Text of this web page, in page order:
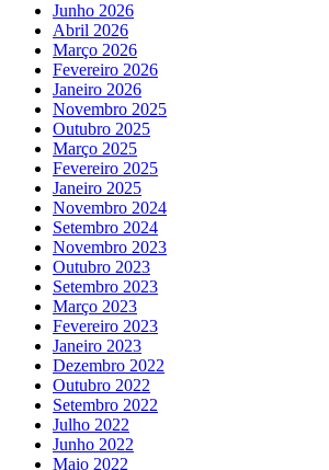
Junho 2026
Abril 2026
Março 2026
Fevereiro 2026
Janeiro 2026
Novembro 2025
Outubro 2025
Março 2025
Fevereiro 2025
Janeiro 2025
Novembro 2024
Setembro 2024
Novembro 2023
Outubro 2023
Setembro 2023
Março 2023
Fevereiro 2023
Janeiro 2023
Dezembro 2022
Outubro 2022
Setembro 2022
Julho 2022
Junho 2022
Maio 2022